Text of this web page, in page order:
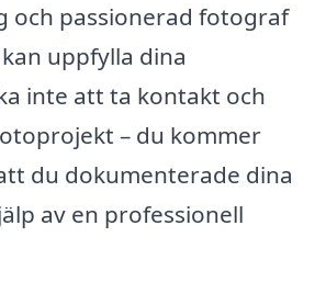
och passionerad fotograf
uppfylla dina
inte att ta kontakt och
– du kommer
du dokumenterade dina
av en professionell